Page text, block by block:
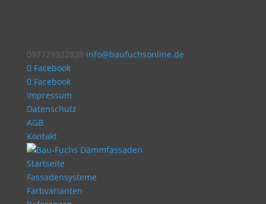
097729322828 info@baufuchsonline.de
Facebook
Facebook
Impressum
Datenschutz
AGB
Kontakt
Startseite
Fassadensysteme
Farbvarianten